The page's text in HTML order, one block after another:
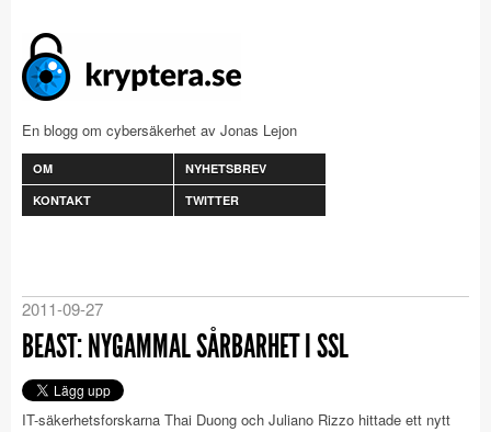
En blogg om cybersäkerhet av Jonas Lejon
OM
NYHETSBREV
KONTAKT
TWITTER
2011-09-27
BEAST: NYGAMMAL SÅRBARHET I SSL
IT-säkerhetsforskarna Thai Duong och Juliano Rizzo hittade ett nytt